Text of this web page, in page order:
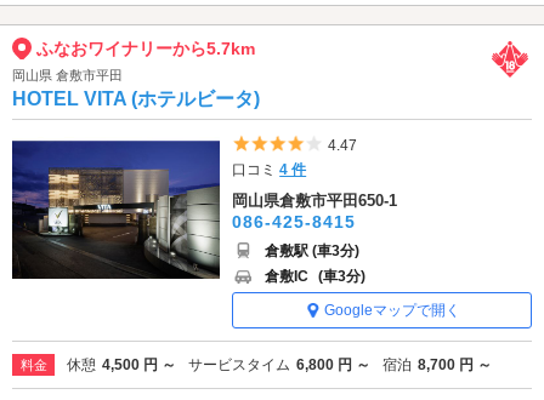
ふなおワイナリーから5.7km
岡山県 倉敷市平田
HOTEL VITA (ホテルビータ)
5つ星のうち4
4.47
口コミ4 件
岡山県倉敷市平田650-1
086-425-8415
倉敷駅 (車3分)
倉敷IC (車3分)
Googleマップで開く
料金 休憩 4,500 円 ～ サービスタイム 6,800 円 ～ 宿泊 8,700 円 ～